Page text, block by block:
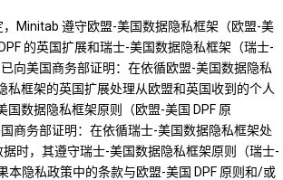
Minitab 遵守欧盟-美国数据隐私框架（欧盟-美
的英国扩展和瑞士-美国数据隐私框架（瑞士-
向美国商务部证明：在依循欧盟-美国数据隐私
私框架的英国扩展处理从欧盟和英国收到的个人
国数据隐私框架原则（欧盟-美国 DPF 原
商务部证明：在依循瑞士-美国数据隐私框架处
时，其遵守瑞士-美国数据隐私框架原则（瑞士-
本隐私政策中的条款与欧盟-美国 DPF 原则和/或